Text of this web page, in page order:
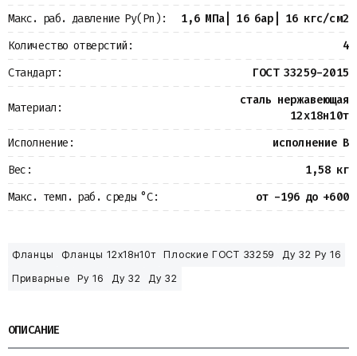
Макс. раб. давление Ру(Pn):
1,6 МПа| 16 бар| 16 кгс/см2
Количество отверстий:
4
Стандарт:
ГОСТ 33259-2015
Материал:
сталь нержавеющая
12х18н10т
Исполнение:
исполнение B
Вес:
1,58 кг
Макс. темп. раб. среды °С:
от -196 до +600
Фланцы Фланцы 12х18н10т Плоские ГОСТ 33259
Ду 32 Ру 16
Приварные
Ру 16 Ду 32 Ду 32
ОПИСАНИЕ